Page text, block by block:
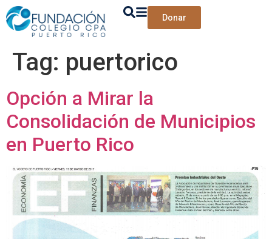
Donar
Tag: puertorico
Opción a Mirar la
Consolidación de Municipios
en Puerto Rico